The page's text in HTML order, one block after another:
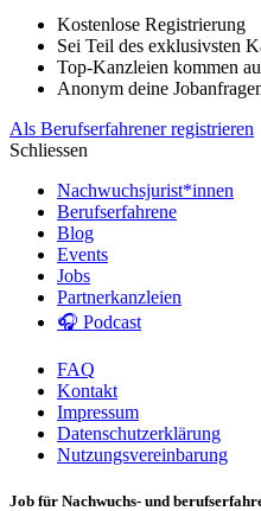
Kostenlose Registrierung
Sei Teil des exklusivsten
Top-Kanzleien kommen
Anonym deine
Als Berufserfahrener registrieren
Schliessen
Nachwuchsjurist*innen
Berufserfahrene
Blog
Events
Jobs
Partnerkanzleien
🎧 Podcast
FAQ
Kontakt
Impressum
Datenschutzerklärung
Nutzungsvereinbarung
Job für Nachwuchs- und